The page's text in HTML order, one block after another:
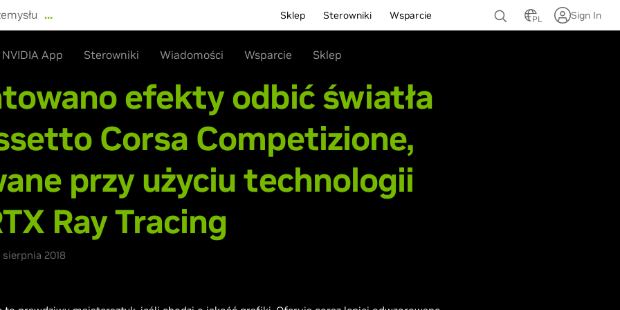
… Sklep Sterowniki Wsparcie PL Sign In
NVIDIA App Sterowniki Wiadomości Wsparcie Sklep
efekty odbić światła
Corsa Competizione,
przy użyciu technologii
Ray Tracing
2018